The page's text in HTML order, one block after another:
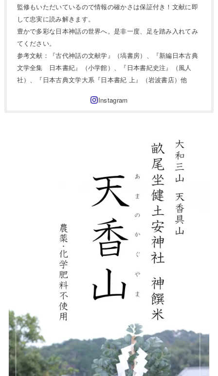
監修もいただいているので情報の確かさは保証付き！文献に即
して忠実に読み解きます。
豊かで多彩な日本神話の世界へ。是非一度、足を踏み入れてみ
てください。
参考文献：『古代神話の文献学』（塙書房）、『新編日本古典
文学全集 日本書紀』（小学館）、『日本書紀史注』（風人
社）、『日本古典文学大系『日本書紀 上』（岩波書店）他